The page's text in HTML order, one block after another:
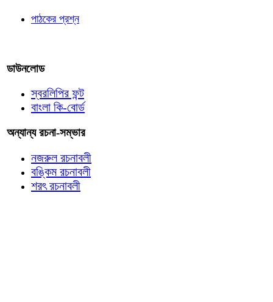
পাঠকের প্রশ্ন
ডাউনলোড
স্বরলিপির ফন্ট
বাংলা কি-বোর্ড
অন্যান্য রচনা-সম্ভার
নজরুল রচনাবলী
বঙ্কিম রচনাবলী
শরৎ রচনাবলী